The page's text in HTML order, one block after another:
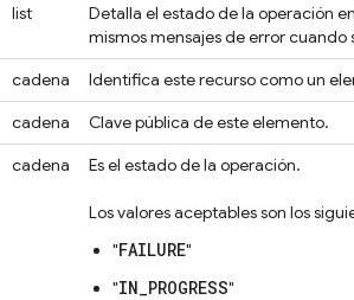
list
Detalla el estado de la operación
mismos mensajes de error cuando
cadena Identifica este recurso como un
cadena Clave pública de este elemento.
cadena Es el estado de la operación.
Los valores aceptables son los
"FAILURE"
"IN_PROGRESS"